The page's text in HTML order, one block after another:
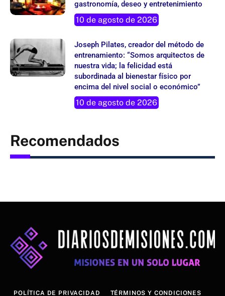
gastronomía, deseo y entretenimiento
10 de agosto de 2026
Joseph Pilates, creador del método de
entrenamiento: “Somos arquitectos de
nuestra vida; la felicidad está
subordinada al bienestar físico por
encima del nivel social o económico”
10 de agosto de 2026
Recomendados
POLÍTICA DE PRIVACIDAD TÉRMINOS Y CONDICIONES